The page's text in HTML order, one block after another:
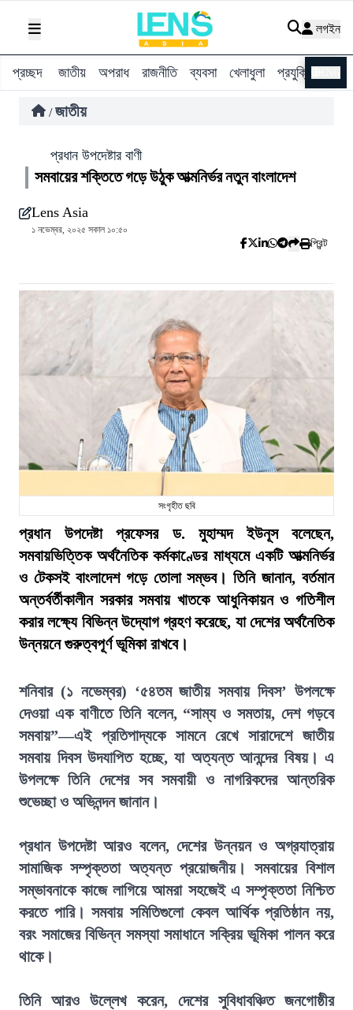
লগইন
প্রচ্ছদ জাতীয় অপরাধ রাজনীতি ব্যবসা খেলাধুলা প্রযুক্তি
/ জাতীয়
প্রধান উপদেষ্টার বাণী
সমবায়ের শক্তিতে গড়ে উঠুক আত্মনির্ভর নতুন বাংলাদেশ
Lens Asia
১ নভেম্বর, ২০২৫ সকাল ১০:৫০
প্রিন্ট
সংগৃহীত ছবি
প্রধান উপদেষ্টা প্রফেসর ড. মুহাম্মদ ইউনূস বলেছেন,
সমবায়ভিত্তিক অর্থনৈতিক কর্মকাণ্ডের মাধ্যমে একটি আত্মনির্ভর
ও টেকসই বাংলাদেশ গড়ে তোলা সম্ভব। তিনি জানান, বর্তমান
অন্তর্বর্তীকালীন সরকার সমবায় খাতকে আধুনিকায়ন ও গতিশীল
করার লক্ষ্যে বিভিন্ন উদ্যোগ গ্রহণ করেছে, যা দেশের অর্থনৈতিক
উন্নয়নে গুরুত্বপূর্ণ ভূমিকা রাখবে।
শনিবার (১ নভেম্বর) ‘৫৪তম জাতীয় সমবায় দিবস’ উপলক্ষে
দেওয়া এক বাণীতে তিনি বলেন, “সাম্য ও সমতায়, দেশ গড়বে
সমবায়”—এই প্রতিপাদ্যকে সামনে রেখে সারাদেশে জাতীয়
সমবায় দিবস উদযাপিত হচ্ছে, যা অত্যন্ত আনন্দের বিষয়। এ
উপলক্ষে তিনি দেশের সব সমবায়ী ও নাগরিকদের আন্তরিক
শুভেচ্ছা ও অভিনন্দন জানান।
প্রধান উপদেষ্টা আরও বলেন, দেশের উন্নয়ন ও অগ্রযাত্রায়
সামাজিক সম্পৃক্ততা অত্যন্ত প্রয়োজনীয়। সমবায়ের বিশাল
সম্ভাবনাকে কাজে লাগিয়ে আমরা সহজেই এ সম্পৃক্ততা নিশ্চিত
করতে পারি। সমবায় সমিতিগুলো কেবল আর্থিক প্রতিষ্ঠান নয়,
বরং সমাজের বিভিন্ন সমস্যা সমাধানে সক্রিয় ভূমিকা পালন করে
থাকে।
তিনি আরও উল্লেখ করেন, দেশের সুবিধাবঞ্চিত জনগোষ্ঠীর